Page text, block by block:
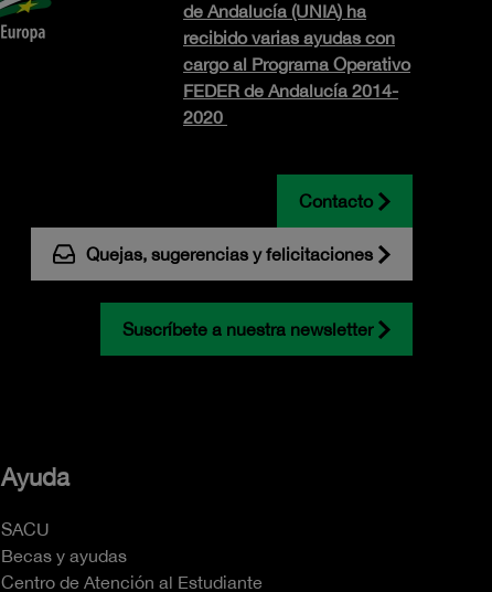
de Andalucía (UNIA) ha
recibido varias ayudas con
cargo al Programa Operativo
FEDER de Andalucía 2014-
2020
Contacto
Quejas, sugerencias y felicitaciones
Suscríbete a nuestra newsletter
Ayuda
SACU
Becas y ayudas
Centro de Atención al Estudiante